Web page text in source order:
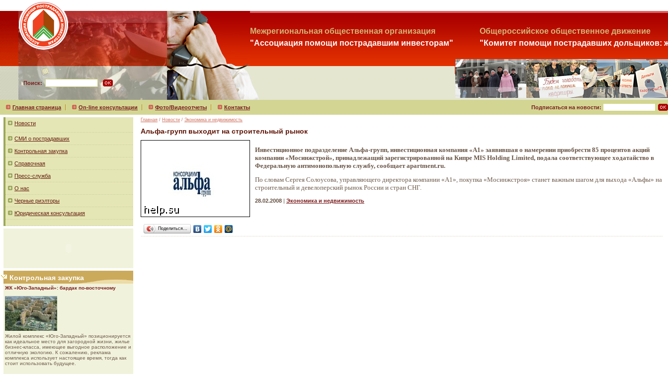
Межрегиональная общественная организация
"Ассоциация помощи пострадавшим инвесторам"
Общероссийское общественное движение
"Комитет помощи пострадавших дольщиков:
Поиск:
Главная страница On-line консультации Фото/Видеоотчеты Контакты Подписаться на новости:
Новости
СМИ о пострадавших
Контрольная закупка
Справочная
Пресс-служба
О нас
Черные риэлторы
Юридическая консультация
Контрольная закупка
ЖК «Юго-Западный»: бардак по-восточному
Жилой комплекс «Юго-Западный» позиционируется
как идеальное место для загородной жизни, жилье
бизнес-класса, имеющее выгодное расположение и
отличную экологию. К сожалению, реклама
комплекса использует настоящее время, тогда как
стоит использовать будущее.
Главная / Новости / Экономика и недвижимость
Альфа-групп выходит на строительный рынок
Инвестиционное подразделение Альфа-групп, инвестиционная компания «А1» заявившая о намерении приобрести 85 процентов акций
компании «Мосинжстрой», принадлежащий зарегистрированной на Кипре MIS Holding Limited, подала соответствующее ходатайство в
Федеральную антимонопольную службу, сообщает apartment.ru.
По словам Сергея Солоусова, управляющего директора компании «А1», покупка «Мосинжстроя» станет важным шагом для выхода «Альфы» на
строительный и девелоперский рынок России и стран СНГ.
28.02.2008 | Экономика и недвижимость
Поделиться…